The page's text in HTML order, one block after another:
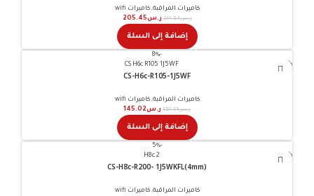
كاميرات المراقبة,كاميرات wifi
ر.س217.54 ر.س205.45
إضافة إلى السلة
-8%
CS-H6c-R105-1J5WF
كاميرات المراقبة,كاميرات wifi
ر.س157.11 ر.س145.02
إضافة إلى السلة
-5%
CS-H8c-R200- 1J5WKFL(4mm)
كاميرات المراقبة,كاميرات wifi